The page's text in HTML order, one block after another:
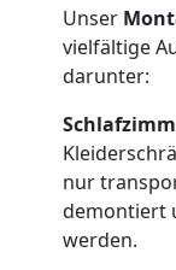
Unser
vielfältige
darunter:
nur
demontiert
werden.